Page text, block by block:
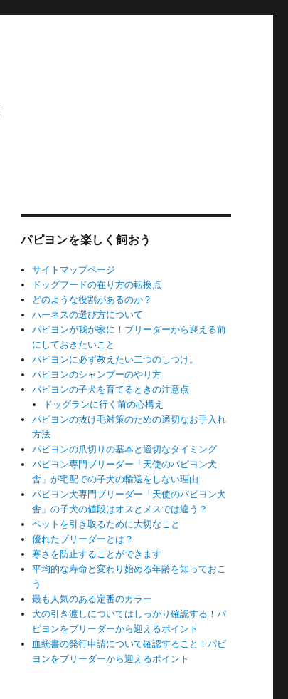
パピヨンを楽しく飼おう
サイトマップページ
ドッグフードの在り方の転換点
どのような役割があるのか？
ハーネスの選び方について
パピヨンが我が家に！ブリーダーから迎える前
にしておきたいこと
パピヨンに必ず教えたい二つのしつけ。
パピヨンのシャンプーのやり方
パピヨンの子犬を育てるときの注意点
ドッグランに行く前の心構え
パピヨンの抜け毛対策のための適切なお手入れ
方法
パピヨンの爪切りの基本と適切なタイミング
パピヨン専門ブリーダー「天使のパピヨン犬
舎」が宅配での子犬の輸送をしない理由
パピヨン犬専門ブリーダー「天使のパピヨン犬
舎」の子犬の値段はオスとメスでは違う？
ペットを引き取るために大切なこと
優れたブリーダーとは？
寒さを防止することができます
平均的な寿命と変わり始める年齢を知っておこ
う
最も人気のある定番のカラー
犬の引き渡しについてはしっかり確認する！パ
ピヨンをブリーダーから迎えるポイント
血統書の発行申請について確認すること！パピ
ヨンをブリーダーから迎えるポイント